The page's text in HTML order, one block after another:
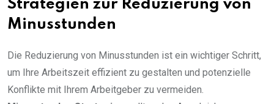
Strategien zur Reduzierung von
Minusstunden
Die Reduzierung von Minusstunden ist ein wichtiger Schritt,
um Ihre Arbeitszeit effizient zu gestalten und potenzielle
Konflikte mit Ihrem Arbeitgeber zu vermeiden.